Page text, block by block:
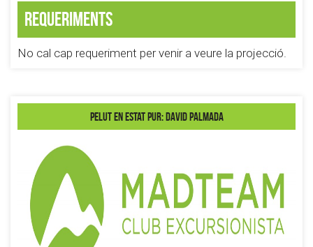
Requeriments
No cal cap requeriment per venir a veure la projecció.
Pelut en estat pur: David Palmada